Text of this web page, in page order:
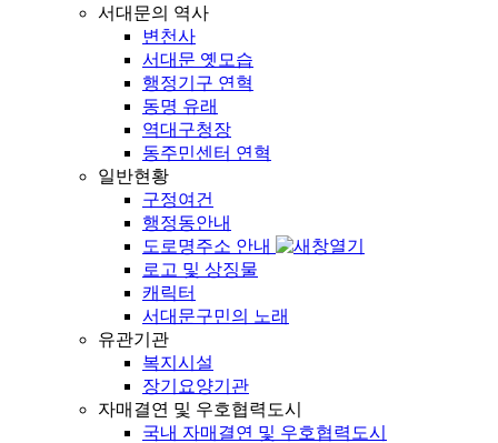
서대문의 역사
변천사
서대문 옛모습
행정기구 연혁
동명 유래
역대구청장
동주민센터 연혁
일반현황
구정여건
행정동안내
도로명주소 안내
로고 및 상징물
캐릭터
서대문구민의 노래
유관기관
복지시설
장기요양기관
자매결연 및 우호협력도시
국내 자매결연 및 우호협력도시